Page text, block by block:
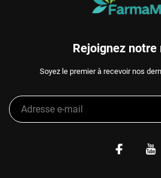
Rejoignez notre
Soyez le premier à recevoir nos